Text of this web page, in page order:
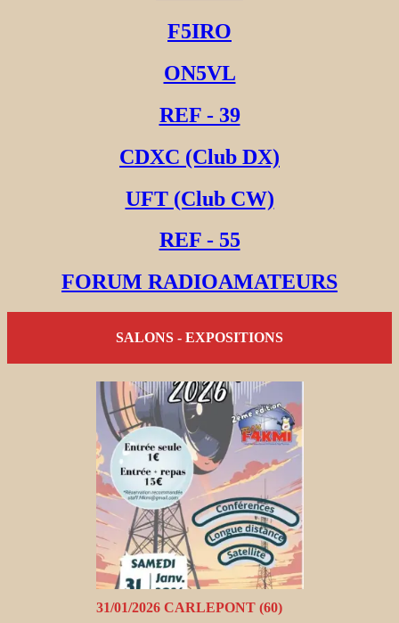
F5IRO
ON5VL
REF - 39
CDXC (Club DX)
UFT (Club CW)
REF - 55
FORUM RADIOAMATEURS
SALONS - EXPOSITIONS
31/01/2026 CARLEPONT (60)